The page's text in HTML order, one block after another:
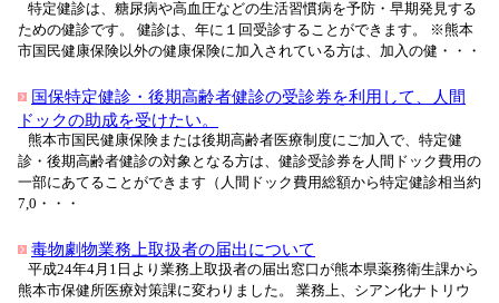
特定健診は、糖尿病や高血圧などの生活習慣病を予防・早期発見する
ための健診です。 健診は、年に１回受診することができます。 ※熊本
市国民健康保険以外の健康保険に加入されている方は、加入の健・・・
国保特定健診・後期高齢者健診の受診券を利用して、人間
ドックの助成を受けたい。
熊本市国民健康保険または後期高齢者医療制度にご加入で、特定健
診・後期高齢者健診の対象となる方は、健診受診券を人間ドック費用の
一部にあてることができます（人間ドック費用総額から特定健診相当約
7,0・・・
毒物劇物業務上取扱者の届出について
平成24年4月1日より業務上取扱者の届出窓口が熊本県薬務衛生課から
熊本市保健所医療対策課に変わりました。 業務上、シアン化ナトリウ